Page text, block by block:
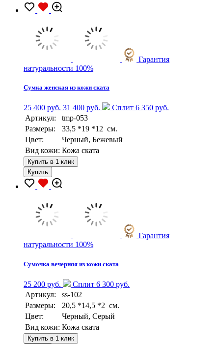
Гарантия
натуральности 100%
Сумка женская из кожи ската
25 400 руб. 31 400 руб.
Сплит 6 350 руб.
Артикул:
tmp-053
Размеры:
33,5 *19 *12 см.
Цвет:
Черный, Бежевый
Вид кожи: Кожа ската
Купить в 1 клик
Купить
Гарантия
натуральности 100%
Сумочка вечерняя из кожи ската
25 200 руб.
Сплит 6 300 руб.
Артикул:
ss-102
Размеры:
20,5 *14,5 *2 см.
Цвет:
Черный, Серый
Вид кожи: Кожа ската
Купить в 1 клик